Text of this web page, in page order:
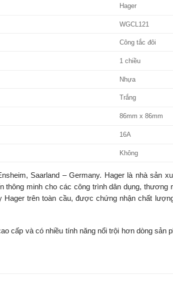
Hager
WGCL121
Công tắc đôi
1 chiều
Nhựa
Trắng
86mm x 86mm
16A
Không
Saarland – Germany. Hager là nhà sản
thông minh cho các công trình dân dụng,
Hager trên toàn cầu, được chứng nhận chất
cấp và có nhiều tính năng nổi trội hơn dòng sản